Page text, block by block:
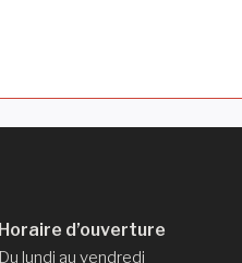
Horaire d’ouverture
Du lundi au vendredi